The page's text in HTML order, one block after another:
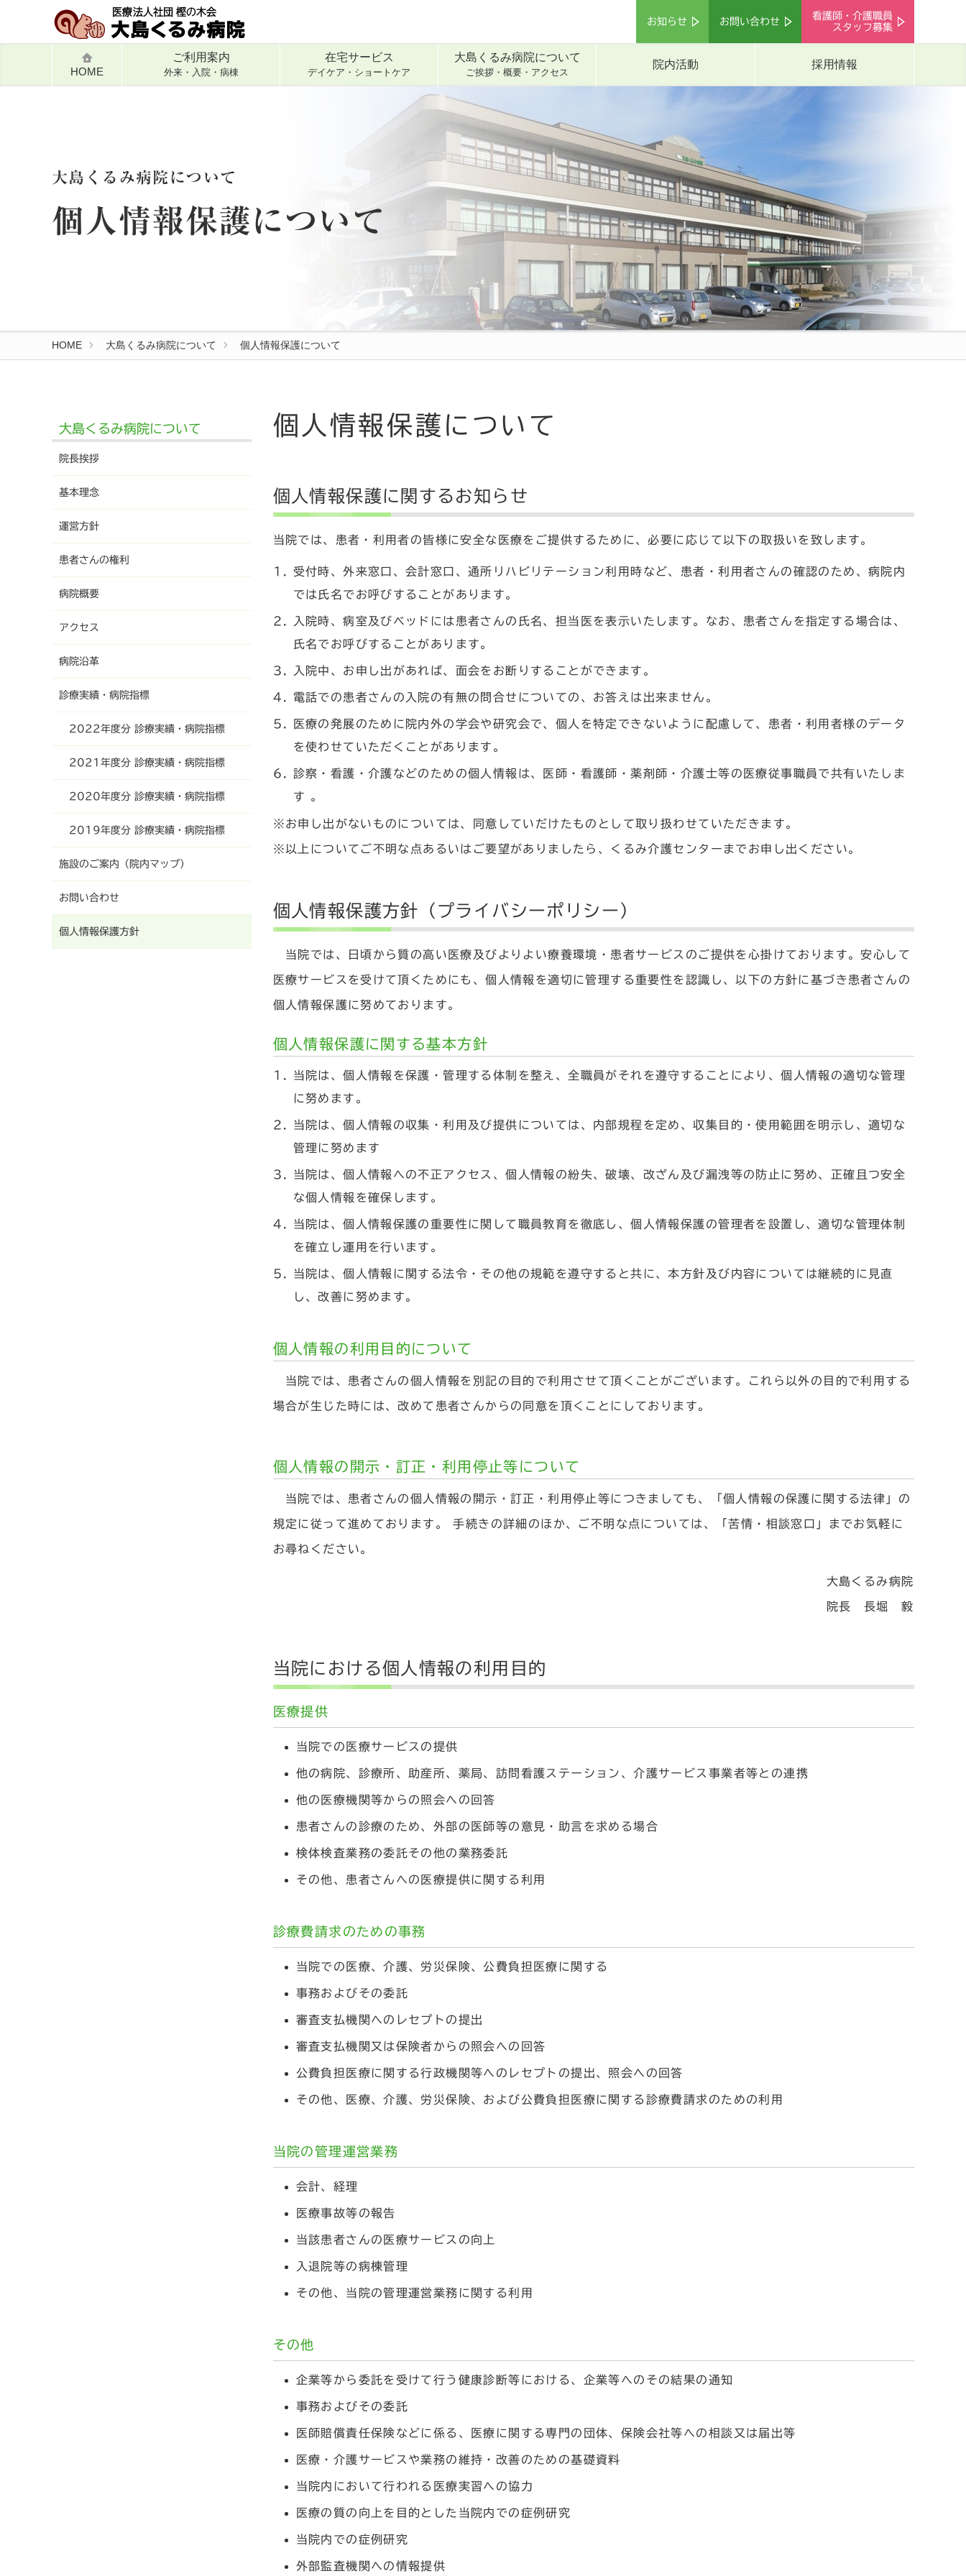
お知らせ お問い合わせ
看護師・介護職員
スタッフ募集
HOME
ご利用案内
外来・入院・病棟
在宅サービス
デイケア・ショートケア
大島くるみ病院について
ご挨拶・概要・アクセス
院内活動 採用情報
大島くるみ病院について
個人情報保護について
HOME 大島くるみ病院について 個人情報保護について
個人情報保護について
個人情報保護に関するお知らせ
当院では、患者・利用者の皆様に安全な医療をご提供するために、必要に応じて以下の取扱いを致します。
受付時、外来窓口、会計窓口、通所リハビリテーション利用時など、患者・利用者さんの確認のため、病院内
では氏名でお呼びすることがあります。
入院時、病室及びベッドには患者さんの氏名、担当医を表示いたします。なお、患者さんを指定する場合は、
氏名でお呼びすることがあります。
入院中、お申し出があれば、面会をお断りすることができます。
電話での患者さんの入院の有無の問合せについての、お答えは出来ません。
医療の発展のために院内外の学会や研究会で、個人を特定できないように配慮して、患者・利用者様のデータ
を使わせていただくことがあります。
診察・看護・介護などのための個人情報は、医師・看護師・薬剤師・介護士等の医療従事職員で共有いたしま
す 。
※お申し出がないものについては、同意していだけたものとして取り扱わせていただきます。
※以上についてご不明な点あるいはご要望がありましたら、くるみ介護センターまでお申し出ください。
個人情報保護方針（プライバシーポリシー）
当院では、日頃から質の高い医療及びよりよい療養環境・患者サービスのご提供を心掛けております。安心して
医療サービスを受けて頂くためにも、個人情報を適切に管理する重要性を認識し、以下の方針に基づき患者さんの
個人情報保護に努めております。
個人情報保護に関する基本方針
当院は、個人情報を保護・管理する体制を整え、全職員がそれを遵守することにより、個人情報の適切な管理
に努めます。
当院は、個人情報の収集・利用及び提供については、内部規程を定め、収集目的・使用範囲を明示し、適切な
管理に努めます
当院は、個人情報への不正アクセス、個人情報の紛失、破壊、改ざん及び漏洩等の防止に努め、正確且つ安全
な個人情報を確保します。
当院は、個人情報保護の重要性に関して職員教育を徹底し、個人情報保護の管理者を設置し、適切な管理体制
を確立し運用を行います。
当院は、個人情報に関する法令・その他の規範を遵守すると共に、本方針及び内容については継続的に見直
し、改善に努めます。
個人情報の利用目的について
当院では、患者さんの個人情報を別記の目的で利用させて頂くことがございます。これら以外の目的で利用する
場合が生じた時には、改めて患者さんからの同意を頂くことにしております。
個人情報の開示・訂正・利用停止等について
当院では、患者さんの個人情報の開示・訂正・利用停止等につきましても、「個人情報の保護に関する法律」の
規定に従って進めております。 手続きの詳細のほか、ご不明な点については、「苦情・相談窓口」までお気軽に
お尋ねください。
大島くるみ病院
院長 長堀 毅
当院における個人情報の利用目的
医療提供
当院での医療サービスの提供
他の病院、診療所、助産所、薬局、訪問看護ステーション、介護サービス事業者等との連携
他の医療機関等からの照会への回答
患者さんの診療のため、外部の医師等の意見・助言を求める場合
検体検査業務の委託その他の業務委託
その他、患者さんへの医療提供に関する利用
診療費請求のための事務
当院での医療、介護、労災保険、公費負担医療に関する
事務およびその委託
審査支払機関へのレセプトの提出
審査支払機関又は保険者からの照会への回答
公費負担医療に関する行政機関等へのレセプトの提出、照会への回答
その他、医療、介護、労災保険、および公費負担医療に関する診療費請求のための利用
当院の管理運営業務
会計、経理
医療事故等の報告
当該患者さんの医療サービスの向上
入退院等の病棟管理
その他、当院の管理運営業務に関する利用
その他
企業等から委託を受けて行う健康診断等における、企業等へのその結果の通知
事務およびその委託
医師賠償責任保険などに係る、医療に関する専門の団体、保険会社等への相談又は届出等
医療・介護サービスや業務の維持・改善のための基礎資料
当院内において行われる医療実習への協力
医療の質の向上を目的とした当院内での症例研究
当院内での症例研究
外部監査機関への情報提供
大島くるみ病院について
院長挨拶
基本理念
運営方針
患者さんの権利
病院概要
アクセス
病院沿革
診療実績・病院指標
2022年度分 診療実績・病院指標
2021年度分 診療実績・病院指標
2020年度分 診療実績・病院指標
2019年度分 診療実績・病院指標
施設のご案内（院内マップ）
お問い合わせ
個人情報保護方針